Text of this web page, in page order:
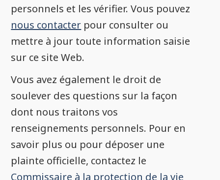
personnels et les vérifier. Vous pouvez
nous contacter pour consulter ou
mettre à jour toute information saisie
sur ce site Web.
Vous avez également le droit de
soulever des questions sur la façon
dont nous traitons vos
renseignements personnels. Pour en
savoir plus ou pour déposer une
plainte officielle, contactez le
Commissaire à la protection de la vie